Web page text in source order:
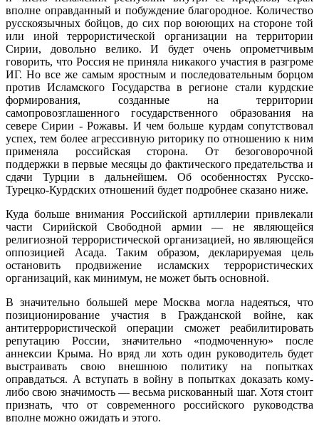
вполне оправданный и побуждение благородное. Количество
русскоязычных бойцов, до сих пор воюющих на стороне той
или иной террористической организации на территории
Сирии, довольно велико. И будет очень опрометчивым
говорить, что Россия не приняла никакого участия в разгроме
ИГ. Но все же самым яростным и последовательным борцом
против Исламского Государства в регионе стали курдские
формирования, созданные на территории
самопровозглашенного государственного образования на
севере Сирии - Рожавы. И чем больше курдам сопутствовал
успех, тем более агрессивную риторику по отношению к ним
применяла российская сторона. От безоговорочной
поддержки в первые месяцы до фактического предательства и
сдачи Турции в дальнейшем. Об особенностях Русско-
Турецко-Курдских отношений будет подробнее сказано ниже.
Куда больше внимания Российской артиллерии привлекали
части Сирийской Свободной армии — не являющейся
религиозной террористической организацией, но являющейся
оппозицией Асада. Таким образом, декларируемая цель
остановить продвижение исламских террористических
организаций, как минимум, не может быть основной.
В значительно большей мере Москва могла надеяться, что
позиционирование участия в Гражданской войне, как
антитеррористической операции сможет реабилитировать
репутацию России, значительно «подмоченную» после
аннексии Крыма. Но вряд ли хоть один руководитель будет
выстраивать свою внешнюю политику на попытках
оправдаться. А вступать в войну в попытках доказать кому-
либо свою значимость — весьма рискованный шаг. Хотя стоит
признать, что от современного российского руководства
вполне можно ожидать и этого.